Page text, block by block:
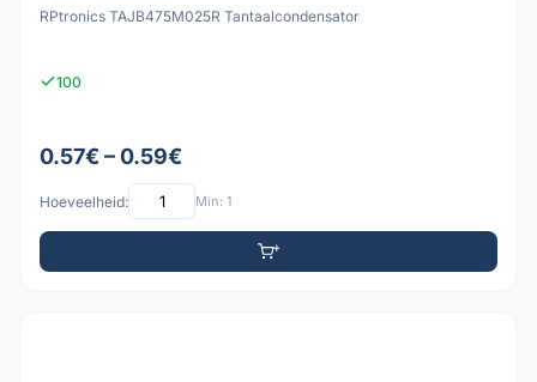
RPtronics TAJB475M025R Tantaalcondensator
100
0.57€ – 0.59€
Hoeveelheid: Min: 1